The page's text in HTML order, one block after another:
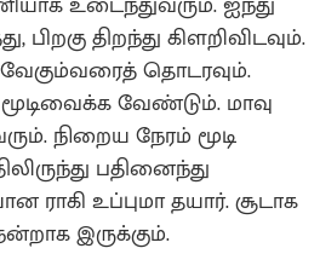
பிறகு திறந்து கிளறிவிடவும்.
தொடரவும்.
மூடிவைக்க வேண்டும். மாவு
நிறைய நேரம் மூடி
பதினைந்து
ராகி உப்புமா தயார். சூடாக
இருக்கும்.